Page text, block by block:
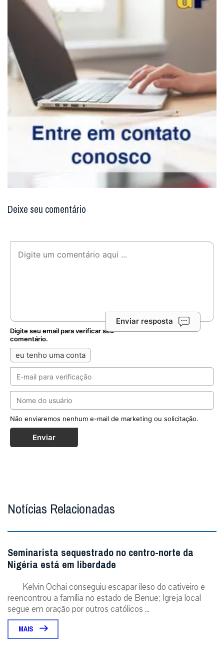
Deixe seu comentário
Enviar resposta
Digite seu email para verificar seu
comentário.
eu tenho uma conta
Não enviaremos nenhum e-mail de marketing ou solicitação.
Enviar
Notícias Relacionadas
Seminarista sequestrado no centro-norte da
Nigéria está em liberdade
Kelvin Ochai conseguiu escapar ileso do cativeiro e
reencontrou a família no estado de Benue; Igreja local
segue em oração por outros católicos ...
MAIS